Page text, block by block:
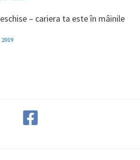
– cariera ta este în mâinile